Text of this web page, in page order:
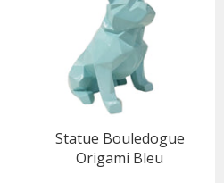
Statue Bouledogue
Origami Bleu